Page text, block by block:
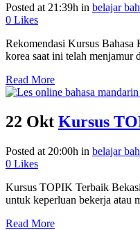
Posted at 21:39h in belajar
0 Likes
Rekomendasi Kursus Bahasa
korea saat ini telah menjamur
Read More
22 Okt Kursus
Posted at 20:00h in belajar
0 Likes
Kursus TOPIK Terbaik
untuk keperluan bekerja atau
Read More